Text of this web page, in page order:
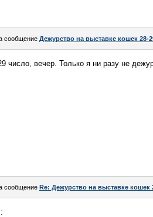
сообщение Дежурство на выставке кошек 28-
число, вечер. Только я ни разу не
сообщение Re: Дежурство на выставке кошек